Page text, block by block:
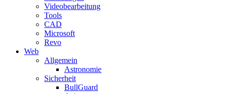
Videobearbeitung
Tools
CAD
Microsoft
Revo
Web
Allgemein
Astronomie
Sicherheit
BullGuard